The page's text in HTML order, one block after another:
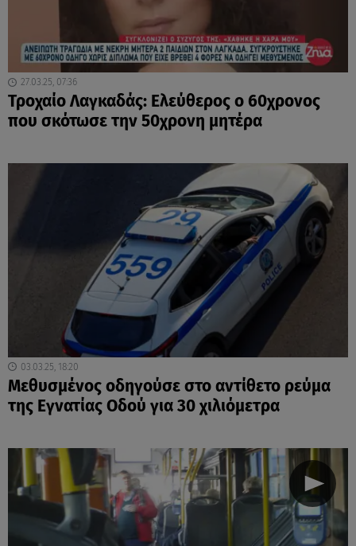
27.03.25, 07:36
Τροχαίο Λαγκαδάς: Ελεύθερος ο 60χρονος
που σκότωσε την 50χρονη μητέρα
03.03.25, 18:20
Μεθυσμένος οδηγούσε στο αντίθετο ρεύμα
της Εγνατίας Οδού για 30 χιλιόμετρα